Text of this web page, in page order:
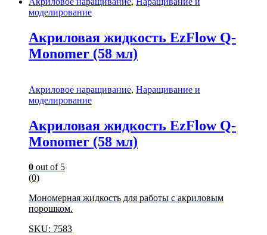
моделирование
Акриловая жидкость EzFlow Q-
Monomer (58 мл)
Акриловое наращивание, Наращивание и
моделирование
Акриловая жидкость EzFlow Q-
Monomer (58 мл)
0 out of 5
(0)
Мономерная жидкость для работы с акриловым
порошком.
SKU: 7583